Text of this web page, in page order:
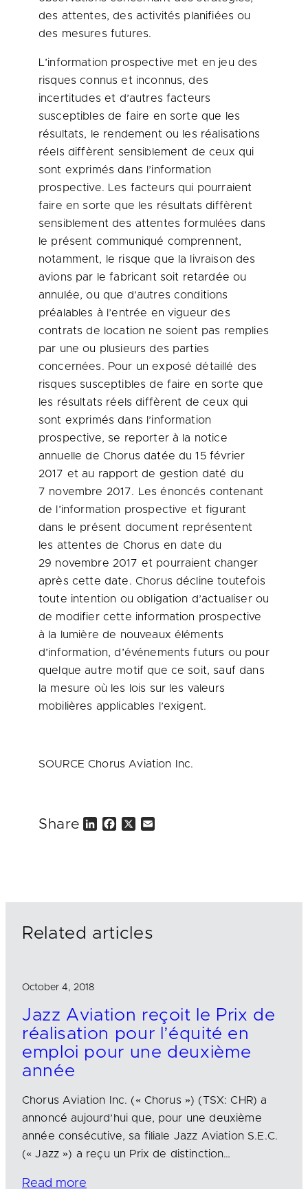
des attentes, des activités planifiées ou
des mesures futures.
L’information prospective met en jeu des
risques connus et inconnus, des
incertitudes et d’autres facteurs
susceptibles de faire en sorte que les
résultats, le rendement ou les réalisations
réels diffèrent sensiblement de ceux qui
sont exprimés dans l’information
prospective. Les facteurs qui pourraient
faire en sorte que les résultats diffèrent
sensiblement des attentes formulées dans
le présent communiqué comprennent,
notamment, le risque que la livraison des
avions par le fabricant soit retardée ou
annulée, ou que d’autres conditions
préalables à l’entrée en vigueur des
contrats de location ne soient pas remplies
par une ou plusieurs des parties
concernées. Pour un exposé détaillé des
risques susceptibles de faire en sorte que
les résultats réels diffèrent de ceux qui
sont exprimés dans l’information
prospective, se reporter à la notice
annuelle de Chorus datée du 15 février
2017 et au rapport de gestion daté du
7 novembre 2017. Les énoncés contenant
de l’information prospective et figurant
dans le présent document représentent
les attentes de Chorus en date du
29 novembre 2017 et pourraient changer
après cette date. Chorus décline toutefois
toute intention ou obligation d’actualiser ou
de modifier cette information prospective
à la lumière de nouveaux éléments
d’information, d’événements futurs ou pour
quelque autre motif que ce soit, sauf dans
la mesure où les lois sur les valeurs
mobilières applicables l’exigent.
SOURCE Chorus Aviation Inc.
Share
Related articles
October 4, 2018
Jazz Aviation reçoit le Prix de
réalisation pour l’équité en
emploi pour une deuxième
année
Chorus Aviation Inc. (« Chorus ») (TSX: CHR) a
annoncé aujourd’hui que, pour une deuxième
année consécutive, sa filiale Jazz Aviation S.E.C.
(« Jazz ») a reçu un Prix de distinction…
Read more